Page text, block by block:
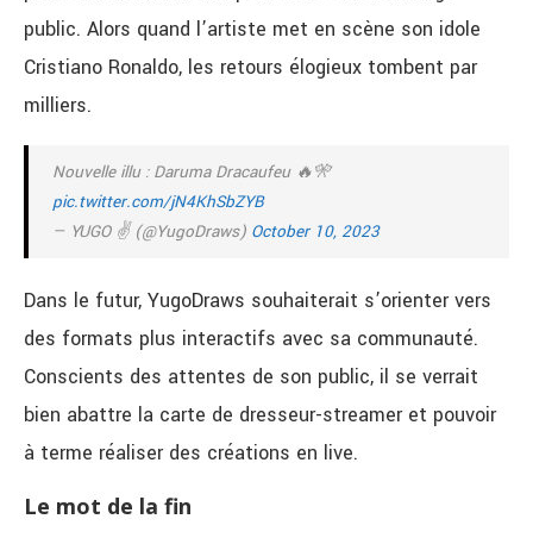
public. Alors quand l’artiste met en scène son idole
Cristiano Ronaldo, les retours élogieux tombent par
milliers.
Nouvelle illu : Daruma Dracaufeu 🔥🎌
pic.twitter.com/jN4KhSbZYB
— YUGO ✌️ (@YugoDraws) October 10, 2023
Dans le futur, YugoDraws souhaiterait s’orienter vers
des formats plus interactifs avec sa communauté.
Conscients des attentes de son public, il se verrait
bien abattre la carte de dresseur-streamer et pouvoir
à terme réaliser des créations en live.
Le mot de la fin